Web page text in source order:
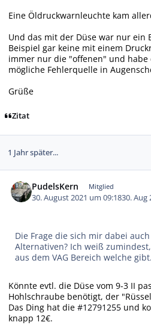
Eine Öldruckwarnleuchte kam
Und das mit der Düse war nur ein
Beispiel gar keine mit einem
immer nur die "offenen" und habe
mögliche Fehlerquelle in
Grüße
Zitat
1 Jahr später...
PudelsKern Mitglied
30. August 2021 um 09:1830. Aug
Die Frage die sich mir dabei
Alternativen? Ich weiß
aus dem VAG Bereich welche gibt.
Könnte evtl. die Düse vom 9-3 II
Hohlschraube benötigt, der
Das Ding hat die #12791255 und
knapp 12€.